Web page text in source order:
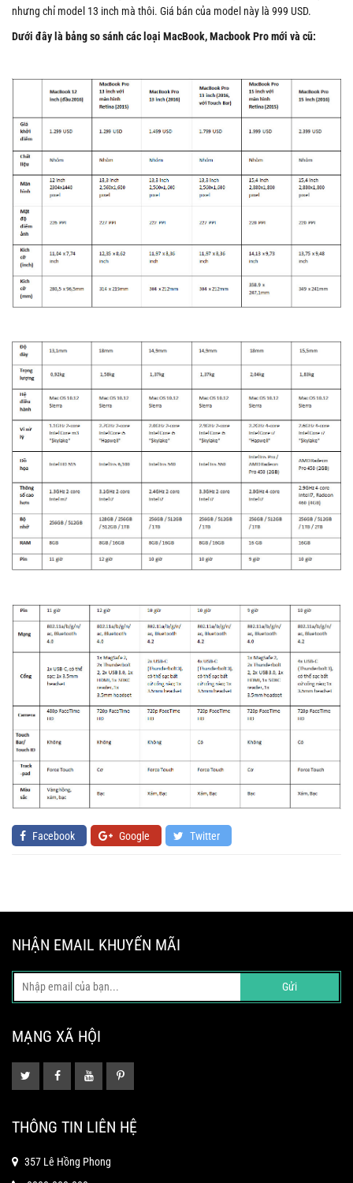
nhưng chỉ model 13 inch mà thôi. Giá bán của model này là 999 USD.
Dưới đây là bảng so sánh các loại MacBook, Macbook Pro mới và cũ:
Facebook Google Twitter
NHẬN EMAIL KHUYẾN MÃI
Gửi
MẠNG XÃ HỘI
THÔNG TIN LIÊN HỆ
357 Lê Hồng Phong